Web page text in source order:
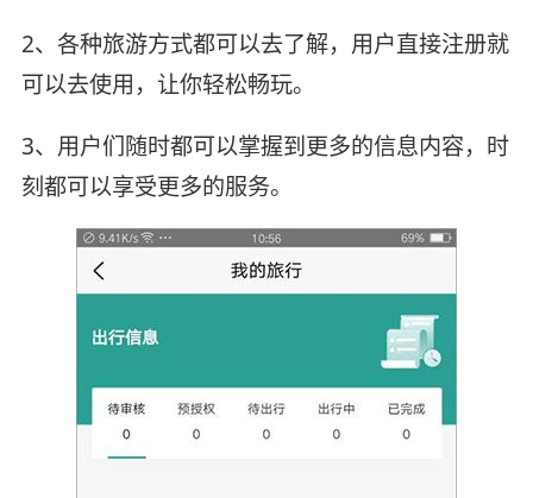
2、各种旅游方式都可以去了解，用户直接注册就
可以去使用，让你轻松畅玩。
3、用户们随时都可以掌握到更多的信息内容，时
刻都可以享受更多的服务。